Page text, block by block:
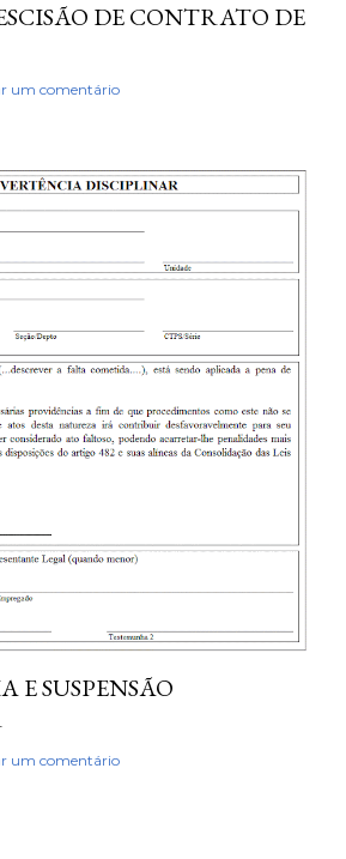
DE CONTRATO DE
um comentário
E SUSPENSÃO
um comentário